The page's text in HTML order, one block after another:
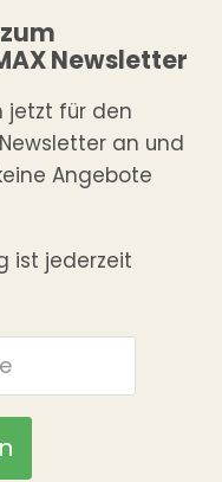
Newsletter
jetzt für den
an und
Angebote
ist jederzeit